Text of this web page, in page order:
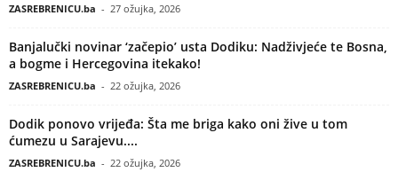
ZASREBRENICU.ba - 27 ožujka, 2026
Banjalučki novinar ‘začepio’ usta Dodiku: Nadživjeće te Bosna,
a bogme i Hercegovina itekako!
ZASREBRENICU.ba - 22 ožujka, 2026
Dodik ponovo vrijeđa: Šta me briga kako oni žive u tom
ćumezu u Sarajevu....
ZASREBRENICU.ba - 22 ožujka, 2026